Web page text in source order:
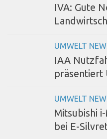
IVA: Gute
UMWELT
IAA
präsentiert
UMWELT
Mitsubishi
bei E-